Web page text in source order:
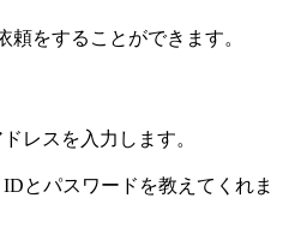
頼をすることができます。
レスを入力します。
とパスワードを教えてくれま